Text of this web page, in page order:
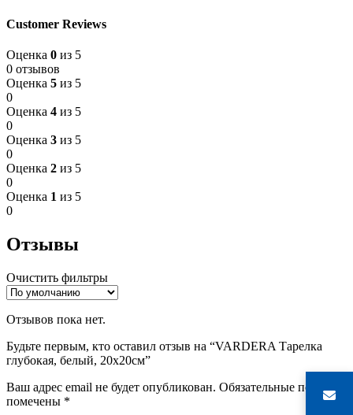
Customer Reviews
Оценка 0 из 5
0 отзывов
Оценка 5 из 5
0
Оценка 4 из 5
0
Оценка 3 из 5
0
Оценка 2 из 5
0
Оценка 1 из 5
0
Отзывы
Очистить фильтры
Отзывов пока нет.
Будьте первым, кто оставил отзыв на “VARDERA Тарелка
глубокая, белый, 20х20см”
Ваш адрес email не будет опубликован. Обязательные поля
помечены *